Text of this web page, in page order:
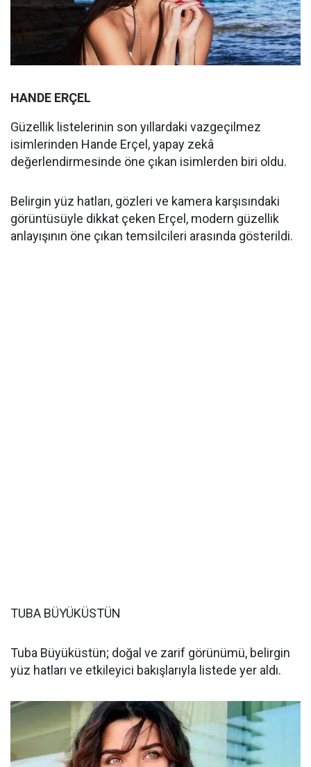
HANDE ERÇEL
Güzellik listelerinin son yıllardaki vazgeçilmez
isimlerinden Hande Erçel, yapay zekâ
değerlendirmesinde öne çıkan isimlerden biri oldu.
Belirgin yüz hatları, gözleri ve kamera karşısındaki
görüntüsüyle dikkat çeken Erçel, modern güzellik
anlayışının öne çıkan temsilcileri arasında gösterildi.
TUBA BÜYÜKÜSTÜN
Tuba Büyüküstün; doğal ve zarif görünümü, belirgin
yüz hatları ve etkileyici bakışlarıyla listede yer aldı.